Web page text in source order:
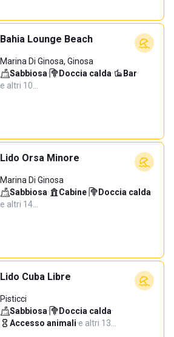
Bahia Lounge Beach
Marina Di Ginosa, Ginosa
Sabbiosa· Doccia calda· Bar·
e altri 10…
Lido Orsa Minore
Marina Di Ginosa
Sabbiosa· Cabine· Doccia calda·
e altri 14…
Lido Cuba Libre
Pisticci
Sabbiosa· Doccia calda·
Accesso animali·e altri 13…